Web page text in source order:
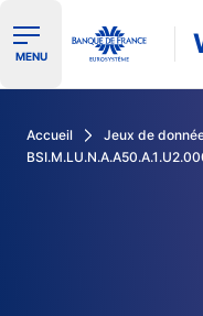
Ouvrir le menu de
MENU
Accueil Jeux de